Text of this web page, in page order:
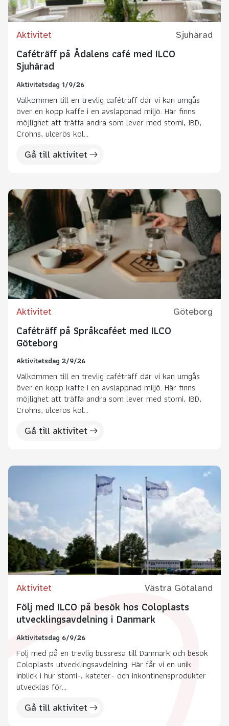
Aktivitet Sjuhärad
Caféträff på Ådalens café med ILCO
Sjuhärad
Aktivitetsdag 1/9/26
Välkommen till en trevlig caféträff där vi kan umgås
över en kopp kaffe i en avslappnad miljö. Här finns
möjlighet att träffa andra som lever med stomi, IBD,
Crohns, ulcerös kol...
Gå till aktivitet
Aktivitet Göteborg
Caféträff på Språkcaféet med ILCO
Göteborg
Aktivitetsdag 2/9/26
Välkommen till en trevlig caféträff där vi kan umgås
över en kopp kaffe i en avslappnad miljö. Här finns
möjlighet att träffa andra som lever med stomi, IBD,
Crohns, ulcerös kol...
Gå till aktivitet
Aktivitet Västra Götaland
Följ med ILCO på besök hos Coloplasts
utvecklingsavdelning i Danmark
Aktivitetsdag 6/9/26
Följ med på en trevlig bussresa till Danmark och besök
Coloplasts utvecklingsavdelning. Här får vi en unik
inblick i hur stomi-, kateter- och inkontinensprodukter
utvecklas för...
Gå till aktivitet